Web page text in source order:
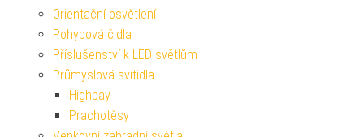
Orientační osvětlení
Pohybová čidla
Příslušenství k LED světlům
Průmyslová svítidla
Highbay
Prachotěsy